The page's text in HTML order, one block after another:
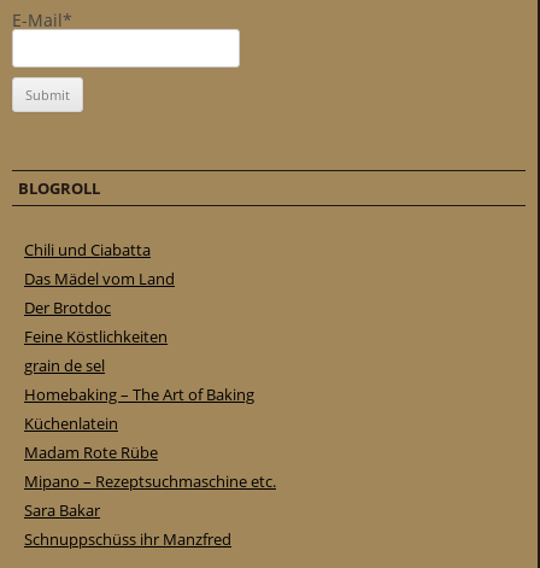
E-Mail*
BLOGROLL
Chili und Ciabatta
Das Mädel vom Land
Der Brotdoc
Feine Köstlichkeiten
grain de sel
Homebaking – The Art of Baking
Küchenlatein
Madam Rote Rübe
Mipano – Rezeptsuchmaschine etc.
Sara Bakar
Schnuppschüss ihr Manzfred